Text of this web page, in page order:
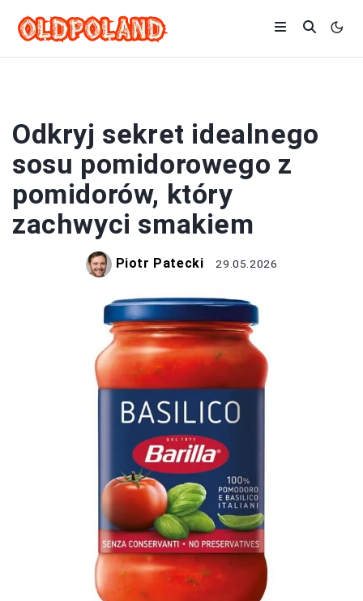
Odkryj sekret idealnego
sosu pomidorowego z
pomidorów, który
zachwyci smakiem
Piotr Patecki 29.05.2026